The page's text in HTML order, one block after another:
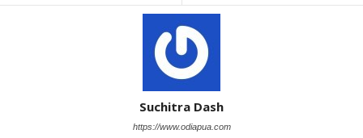
Suchitra Dash
https://www.odiapua.com